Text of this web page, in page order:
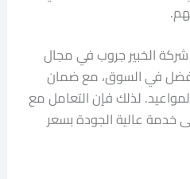
شركة الخبير جروب في مجال
في السوق، مع ضمان
لذلك فإن التعامل مع
خدمة عالية الجودة بسعر